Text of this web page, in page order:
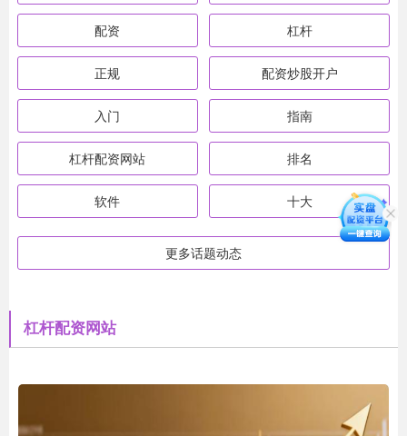
配资 杠杆
正规 配资炒股开户
入门 指南
杠杆配资网站 排名
软件 十大
更多话题动态
杠杆配资网站